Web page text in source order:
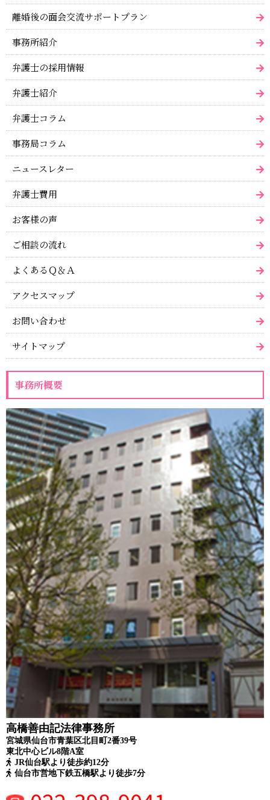
離婚後の面会交流サポートプラン
事務所紹介
弁護士の採用情報
弁護士紹介
弁護士コラム
事務局コラム
ニュースレター
弁護士費用
お客様の声
ご相談の流れ
よくあるＱ＆Ａ
アクセスマップ
お問い合わせ
サイトマップ
事務所概要
高橋善由記法律事務所
宮城県仙台市青葉区北目町2番39号
東北中心ビル8階A室
JR仙台駅より徒歩約12分
仙台市営地下鉄五橋駅より徒歩7分